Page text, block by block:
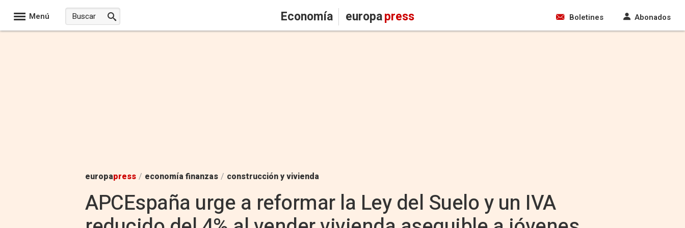
Menú Economía europapress Boletines Abonados
europapress / economía finanzas / construcción y vivienda
APCEspaña urge a reformar la Ley del Suelo y un IVA